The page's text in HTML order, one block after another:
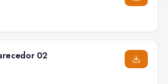
02